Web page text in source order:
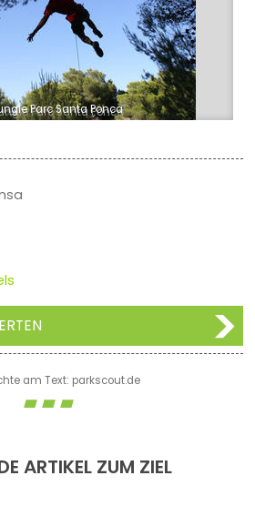
Parc Santa Ponca
am Text: parkscout.de
ARTIKEL ZUM ZIEL